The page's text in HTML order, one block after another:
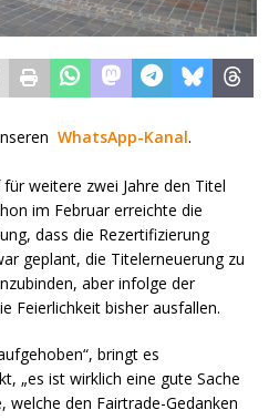
WhatsApp-Kanal.
weitere zwei Jahre den Titel
im Februar erreichte die
dass die Rezertifizierung
geplant, die Titelerneuerung zu
aber infolge der
Feierlichkeit bisher ausfallen.
bringt es
„es ist wirklich eine gute Sache
welche den Fairtrade-Gedanken